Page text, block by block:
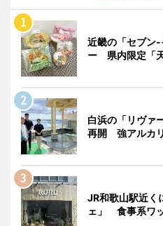
近畿の「セブン
ー 県内限定「
白浜の「リヴァ
再開 強アルカ
JR和歌山駅近く
ェ」 食事系ワ